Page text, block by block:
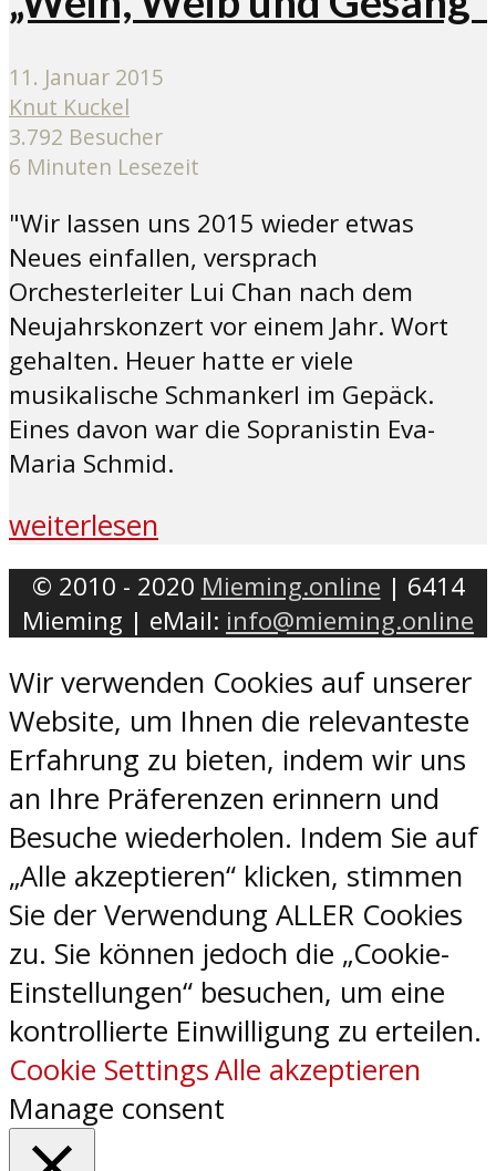
11. Januar 2015
Knut Kuckel
3.792 Besucher
6 Minuten Lesezeit
"Wir lassen uns 2015 wieder etwas
Neues einfallen, versprach
Orchesterleiter Lui Chan nach dem
Neujahrskonzert vor einem Jahr. Wort
gehalten. Heuer hatte er viele
musikalische Schmankerl im Gepäck.
Eines davon war die Sopranistin Eva-
Maria Schmid.
weiterlesen
© 2010 - 2020 Mieming.online | 6414
Mieming | eMail: info@mieming.online
Wir verwenden Cookies auf unserer
Website, um Ihnen die relevanteste
Erfahrung zu bieten, indem wir uns
an Ihre Präferenzen erinnern und
Besuche wiederholen. Indem Sie auf
„Alle akzeptieren“ klicken, stimmen
Sie der Verwendung ALLER Cookies
zu. Sie können jedoch die „Cookie-
Einstellungen“ besuchen, um eine
kontrollierte Einwilligung zu erteilen.
Cookie SettingsAlle akzeptieren
Manage consent